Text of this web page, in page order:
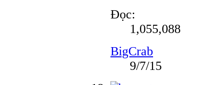
Đọc:
1,055,088
BigCrab
9/7/15